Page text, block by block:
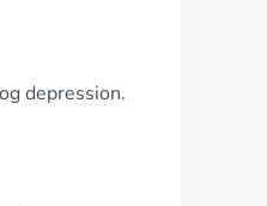
depression.